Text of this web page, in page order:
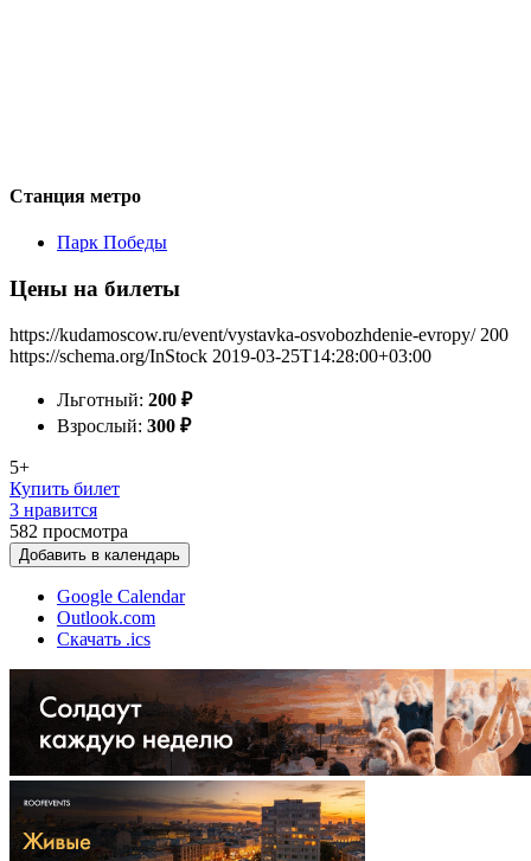
Станция метро
Парк Победы
Цены на билеты
https://kudamoscow.ru/event/vystavka-osvobozhdenie-evropy/ 200
https://schema.org/InStock 2019-03-25T14:28:00+03:00
Льготный: 200 ₽
Взрослый: 300 ₽
5+
Купить билет
3 нравится
582 просмотра
Добавить в календарь
Google Calendar
Outlook.com
Скачать .ics